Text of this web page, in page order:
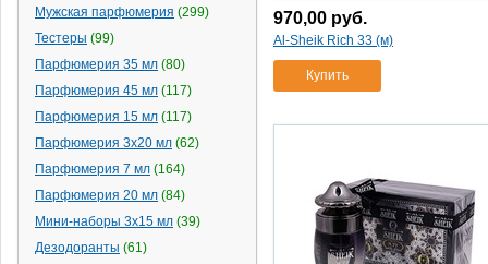
Calvin Klein (42)
Camelion
Canon (20)
Carolina Herrera (32)
(3)
Case Logic (17)
красная
пластик (12)
бел. (1)
нейлон (11)
2.5" (1)
gps (2)
0 (1)
оригами (1)
черная (5)
Мужская парфюмерия (299)
Тестеры (99)
Парфюмерия 35 мл (80)
Парфюмерия 45 мл (117)
Парфюмерия 15 мл (117)
Парфюмерия 3х20 мл (62)
Парфюмерия 7 мл (164)
Парфюмерия 20 мл (84)
Мини-наборы 3х15 мл (39)
Дезодоранты (61)
970,00 руб.
Al-Sheik Rich 33 (м)
Купить